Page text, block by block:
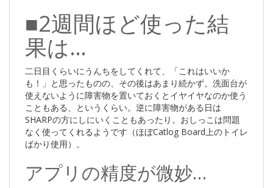
■2週間ほど使った結
果は…
二日目くらいにうんちをしてくれて、「これはいいか
も！」と思ったものの、その後はあまり続かず。洗面台が
使えないように障害物を置いておくとイヤイヤなのか使う
こともある、というくらい。逆に障害物がある日は
SHARPの方にしにいくこともあったり。おしっこは問題
なく使ってくれるようです（ほぼCatlog Board上のトイレ
ばかり使用）。
アプリの精度が微妙…